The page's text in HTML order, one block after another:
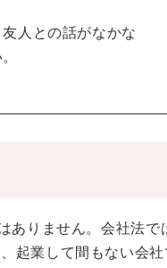
人との話がなかな
ありません。会社法で
起業して間もない会社